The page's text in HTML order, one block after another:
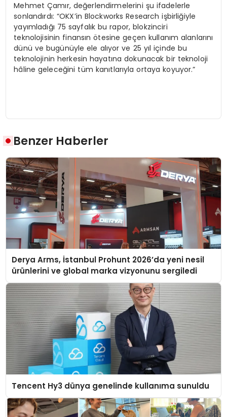
Mehmet Çamır, değerlendirmelerini şu ifadelerle
sonlandırdı: “OKX’in Blockworks Research işbirliğiyle
yayımladığı 75 sayfalık bu rapor, blokzinciri
teknolojisinin finansın ötesine geçen kullanım alanlarını
dünü ve bugünüyle ele alıyor ve 25 yıl içinde bu
teknolojinin herkesin hayatına dokunacak bir teknoloji
hâline geleceğini tüm kanıtlarıyla ortaya koyuyor.”
Benzer Haberler
Derya Arms, İstanbul Prohunt 2026’da yeni nesil
ürünlerini ve global marka vizyonunu sergiledi
Tencent Hy3 dünya genelinde kullanıma sunuldu